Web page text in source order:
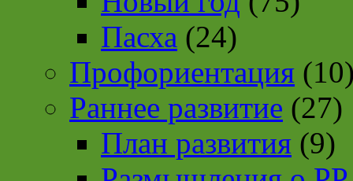
Пасха (24)
Профориентация
Раннее развитие (27)
План развития (9)